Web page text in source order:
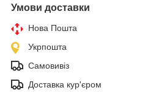
Умови доставки
Нова Пошта
Укрпошта
Самовивіз
Доставка кур'єром